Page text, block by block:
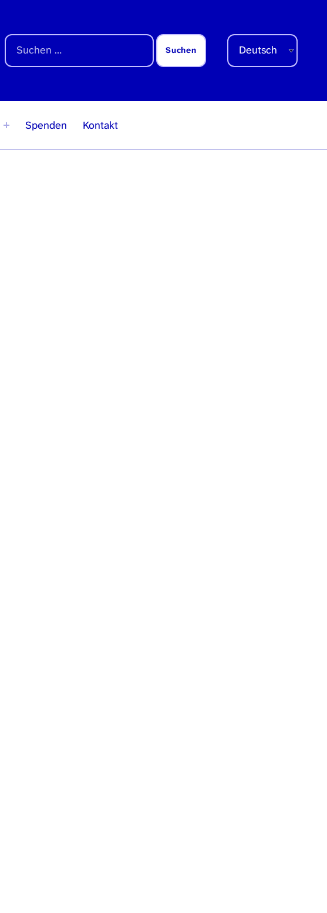
Auf der Seite suchen
Suchen nach:
Sprache auswählen
Spenden Kontakt